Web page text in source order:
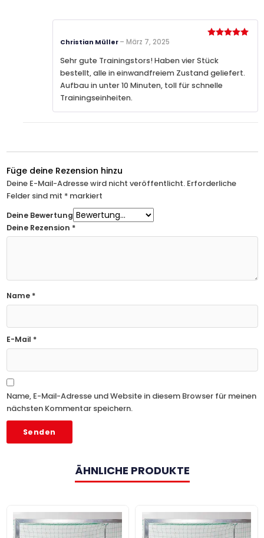
5
Christian Müller – März 7, 2025
Sehr gute Trainingstors! Haben vier Stück
bestellt, alle in einwandfreiem Zustand geliefert.
Aufbau in unter 10 Minuten, toll für schnelle
Trainingseinheiten.
Füge deine Rezension hinzu
Deine E-Mail-Adresse wird nicht veröffentlicht. Erforderliche
Felder sind mit *markiert
Deine Bewertung
Deine Rezension *
Name *
E-Mail *
Name, E-Mail-Adresse und Website in diesem Browser für meinen
nächsten Kommentar speichern.
ÄHNLICHE PRODUKTE